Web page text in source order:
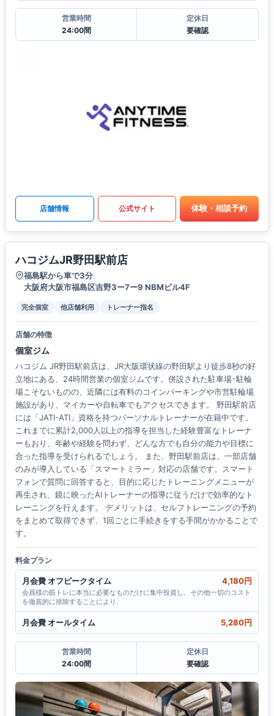
営業時間
24:00間
定休日
要確認
店舗情報 公式サイト 体験・相談予約
ハコジムJR野田駅前店
福島駅から車で3分
大阪府大阪市福島区吉野3ー7ー9 NBMビル4F
完全個室 他店舗利用 トレーナー指名
店舗の特徴
個室ジム
ハコジム JR野田駅前店は、JR大阪環状線の野田駅より徒歩8秒の好
立地にある、24時間営業の個室ジムです。併設された駐車場･駐輪
場こそないものの、近隣には有料のコインパーキングや市営駐輪場
施設があり、マイカーや自転車でもアクセスできます。 野田駅前店
には「JATI-ATI」資格を持つパーソナルトレーナーが在籍中です。
これまでに累計2,000人以上の指導を担当した経験豊富なトレーナ
ーもおり、年齢や経験を問わず、どんな方でも自分の能力や目標に
合った指導を受けられるでしょう。 また、野田駅前店は、一部店舗
のみが導入している「スマートミラー」対応の店舗です。スマート
フォンで質問に回答すると、目的に応じたトレーニングメニューが
再生され、鏡に映ったAIトレーナーの指導に従うだけで効率的なト
レーニングを行えます。 デメリットは、セルフトレーニングの予約
をまとめて取得できず、1回ごとに手続きをする手間がかかることで
す。
料金プラン
月会費 オフピークタイム 4,180円
会員様の筋トレに本当に必要なものだけに集中投資し、その他一切のコスト
を徹底的に排除することにより、
月会費 オールタイム 5,280円
営業時間
24:00間
定休日
要確認